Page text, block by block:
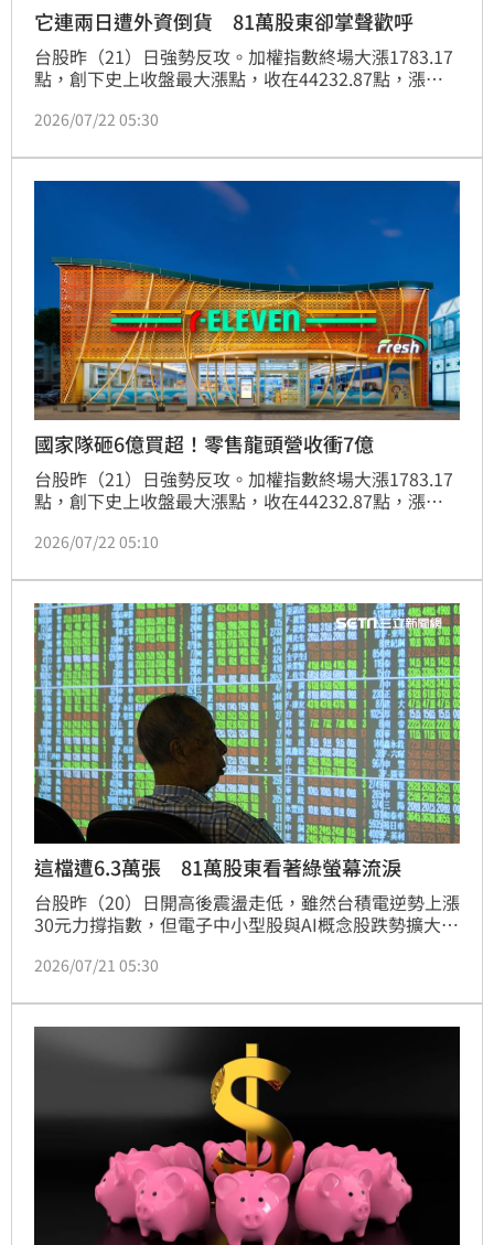
它連兩日遭外資倒貨 81萬股東卻掌聲歡呼
台股昨（21）日強勢反攻。加權指數終場大漲1783.17
點，創下史上收盤最大漲點，收在44232.87點，漲幅
的台新新光金（2887），連兩日慘淪外資獵物，單日
0.9元，漲幅2.66%，收在34.7元，成交量達8萬1573
張。
2026/07/22 05:30
國家隊砸6億買超！零售龍頭營收衝7億
台股昨（21）日強勢反攻。加權指數終場大漲1783.17
點，創下史上收盤最大漲點，收在44232.87點，漲幅
頭統一（1216）獲八大官股青睞，以5億9857萬8537
軍。
2026/07/22 05:10
這檔遭6.3萬張 81萬股東看著綠螢幕流淚
台股昨（20）日開高後震盪走低，雖然台積電逆勢上漲
30元力撐指數，但電子中小型股與AI概念股跌勢擴大，
0.52%，成交金額9,838.63億元。擁有逾81萬名股東的
萬3153張，股價下跌0.4元、跌幅1.13%，收在35.15
元，成交量達14萬5489張。
2026/07/21 05:30